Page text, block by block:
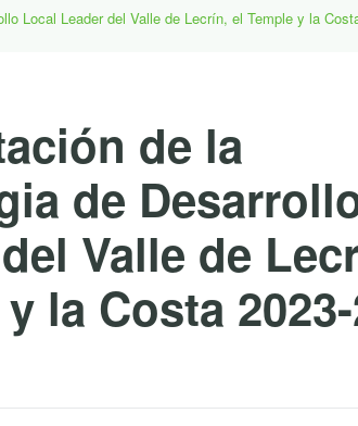
Local Leader del Valle de Lecrín, el Temple y la
de la
de
Valle de
la Costa